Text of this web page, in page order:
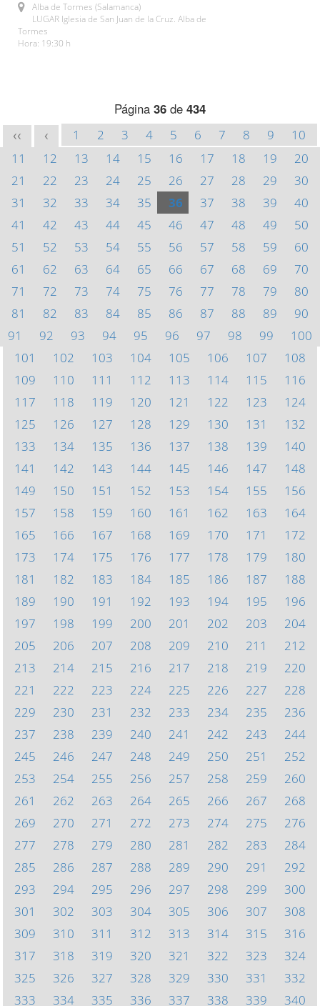
Alba de Tormes (Salamanca)
LUGAR Iglesia de San Juan de la Cruz. Alba de
Tormes
Hora: 19:30 h
Página 36 de 434
<< < 1 2 3 4 5 6 7 8 9
10
11
12 13 14 15 16 17 18 19
20
21
22 23 24 25 26 27 28 29
30
31
32 33 34 35 36 37 38 39
40
41
42 43 44 45 46 47 48 49
50
51
52 53 54 55 56 57 58 59
60
61
62 63 64 65 66 67 68 69
70
71
72 73 74 75 76 77 78 79
80
81
82 83 84 85 86 87 88 89
90
91
92 93 94 95 96 97 98 99
100
101
102 103 104 105 106 107
108
109
110 111 112 113 114 115
116
117
118 119 120 121 122 123
124
125
126 127 128 129 130 131
132
133
134 135 136 137 138 139
140
141
142 143 144 145 146 147
148
149
150 151 152 153 154 155
156
157
158 159 160 161 162 163
164
165
166 167 168 169 170 171
172
173
174 175 176 177 178 179
180
181
182 183 184 185 186 187
188
189
190 191 192 193 194 195
196
197
198 199 200 201 202 203
204
205
206 207 208 209 210 211
212
213
214 215 216 217 218 219
220
221
222 223 224 225 226 227
228
229
230 231 232 233 234 235
236
237
238 239 240 241 242 243
244
245
246 247 248 249 250 251
252
253
254 255 256 257 258 259
260
261
262 263 264 265 266 267
268
269
270 271 272 273 274 275
276
277
278 279 280 281 282 283
284
285
286 287 288 289 290 291
292
293
294 295 296 297 298 299
300
301
302 303 304 305 306 307
308
309
310 311 312 313 314 315
316
317
318 319 320 321 322 323
324
325
326 327 328 329 330 331
332
333
334 335 336 337 338 339 340